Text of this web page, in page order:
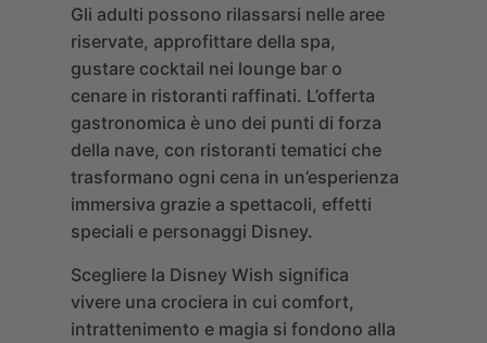
Gli adulti possono rilassarsi nelle aree
riservate, approfittare della spa,
gustare cocktail nei lounge bar o
cenare in ristoranti raffinati. L’offerta
gastronomica è uno dei punti di forza
della nave, con ristoranti tematici che
trasformano ogni cena in un’esperienza
immersiva grazie a spettacoli, effetti
speciali e personaggi Disney.
Scegliere la Disney Wish significa
vivere una crociera in cui comfort,
intrattenimento e magia si fondono alla